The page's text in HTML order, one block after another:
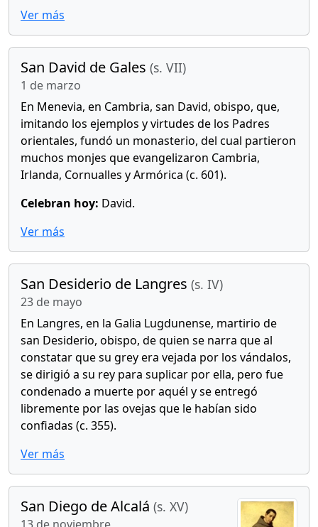
Ver más
San David de Gales (s. VII)
1 de marzo
En Menevia, en Cambria, san David, obispo, que,
imitando los ejemplos y virtudes de los Padres
orientales, fundó un monasterio, del cual partieron
muchos monjes que evangelizaron Cambria,
Irlanda, Cornualles y Armórica (c. 601).
Celebran hoy: David.
Ver más
San Desiderio de Langres (s. IV)
23 de mayo
En Langres, en la Galia Lugdunense, martirio de
san Desiderio, obispo, de quien se narra que al
constatar que su grey era vejada por los vándalos,
se dirigió a su rey para suplicar por ella, pero fue
condenado a muerte por aquél y se entregó
libremente por las ovejas que le habían sido
confiadas (c. 355).
Ver más
San Diego de Alcalá (s. XV)